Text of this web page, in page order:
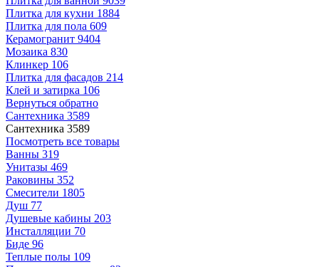
Плитка для кухни 1884
Плитка для пола 609
Керамогранит 9404
Мозаика 830
Клинкер 106
Плитка для фасадов 214
Клей и затирка 106
Вернуться обратно
Сантехника 3589
Сантехника 3589
Посмотреть все товары
Ванны 319
Унитазы 469
Раковины 352
Смесители 1805
Душ 77
Душевые кабины 203
Инсталляции 70
Биде 96
Теплые полы 109